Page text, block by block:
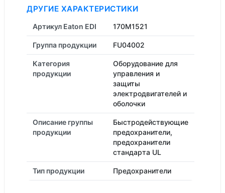
ДРУГИЕ ХАРАКТЕРИСТИКИ
Артикул Eaton EDI 170M1521
Группа продукции FU04002
Категория
продукции
Оборудование для
управления и
защиты
электродвигателей и
оболочки
Описание группы
продукции
Быстродействующие
предохранители,
предохранители
стандарта UL
Тип продукции Предохранители